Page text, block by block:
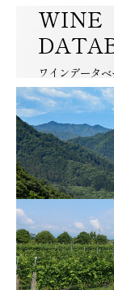
WINE
ワインデータベ